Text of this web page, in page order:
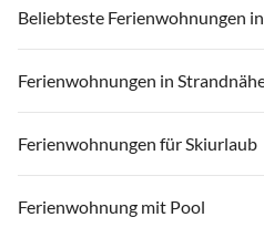
Ferienwohnungen in Deutschland
Ferienwohnungen in Ostsee
Ferienwohnungen in Nordsee
Ferienwohnungen in Mecklenburg-
Ferienwohnungen in Niedersachsen
Beliebteste Ferienwohnungen
Ferienwohnungen in Deutschland
Ferienwohnungen in Ostsee
Ferienwohnungen in Nordsee
Ferienwohnungen in
Ferienwohnungen in Strandnähe in
Ferienwohnungen in Strandnähe in
Ferienwohnungen in Strandnähe in
Ferienwohnungen für Skiurlaub
Ferienwohnungen für Skiurlaub in
Ferienwohnung mit Pool